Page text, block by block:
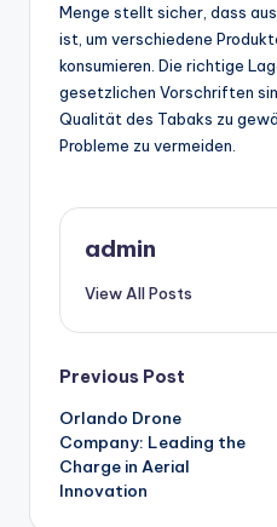
Menge stellt sicher, dass
ist, um verschiedene
konsumieren. Die richtige
gesetzlichen Vorschriften
Qualität des Tabaks zu
Probleme zu vermeiden.
admin
View All Posts
Post
navigation
Previous Post
Orlando Drone
Company: Leading the
Charge in Aerial
Innovation